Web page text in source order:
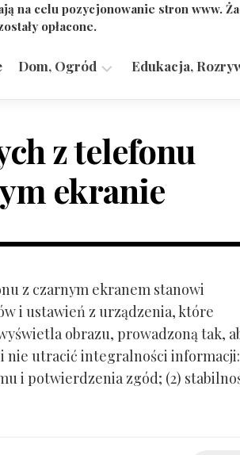
na celu pozycjonowanie stron www.
opłacone.
Dom, Ogród Edukacja,
z telefonu
ekranie
z czarnym ekranem stanowi
i ustawień z urządzenia, które
obrazu, prowadzoną tak,
nie utracić integralności informacji:
i potwierdzenia zgód; (2)